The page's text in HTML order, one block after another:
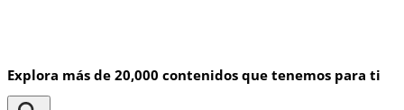
Explora más de 20,000 contenidos que tenemos para ti